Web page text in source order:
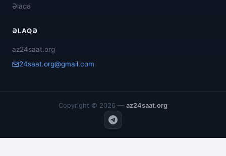
Əlaqə
ƏLAQƏ
az24saat.org
24saat.org@gmail.com
Copyright © 2026 — az24saat.org